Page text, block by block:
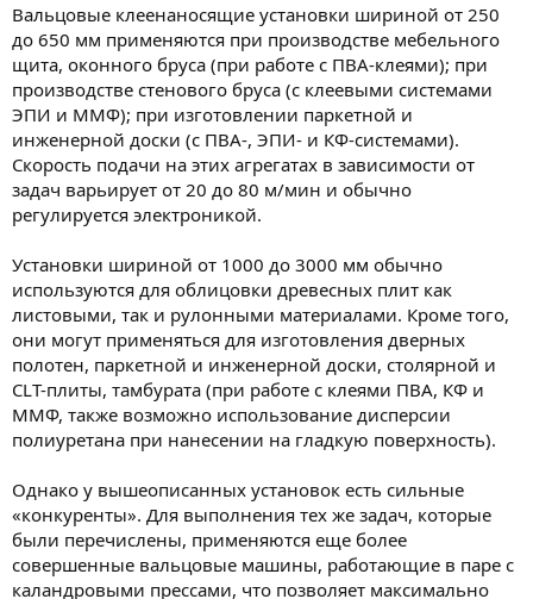
Вальцовые клеенаносящие установки шириной от 250
до 650 мм применяются при производстве мебельного
щита, оконного бруса (при работе с ПВА-клеями); при
производстве стенового бруса (с клеевыми системами
ЭПИ и ММФ); при изготовлении паркетной и
инженерной доски (с ПВА-, ЭПИ- и КФ-системами).
Скорость подачи на этих агрегатах в зависимости от
задач варьирует от 20 до 80 м/мин и обычно
регулируется электроникой.
Установки шириной от 1000 до 3000 мм обычно
используются для облицовки древесных плит как
листовыми, так и рулонными материалами. Кроме того,
они могут применяться для изготовления дверных
полотен, паркетной и инженерной доски, столярной и
CLT-плиты, тамбурата (при работе с клеями ПВА, КФ и
ММФ, также возможно использование дисперсии
полиуретана при нанесении на гладкую поверхность).
Однако у вышеописанных установок есть сильные
«конкуренты». Для выполнения тех же задач, которые
были перечислены, применяются еще более
совершенные вальцовые машины, работающие в паре с
каландровыми прессами, что позволяет максимально